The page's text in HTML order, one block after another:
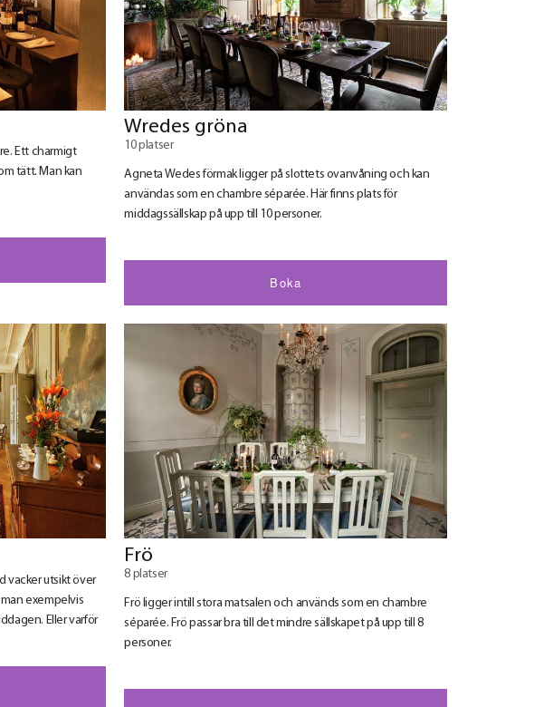
Ett charmigt
tätt. Man kan
Wredes gröna
10 platser
Agneta Wedes förmak ligger på slottets ovanvåning och kan
användas som en chambre séparée. Här finns plats för
middagssällskap på upp till 10 personer.
Boka
vacker utsikt över
exempelvis
Eller varför
vid ett
Frö
8 platser
Frö ligger intill stora matsalen och används som en chambre
séparée. Frö passar bra till det mindre sällskapet på upp till 8
personer.